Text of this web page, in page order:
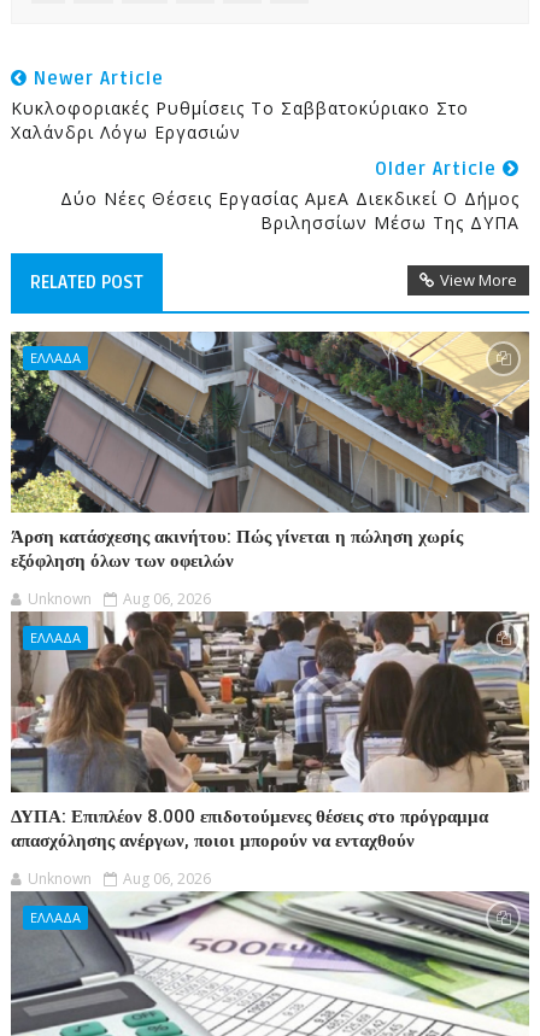
Newer Article
Κυκλοφοριακές Ρυθμίσεις Το Σαββατοκύριακο Στο
Χαλάνδρι Λόγω Εργασιών
Older Article
Δύο Νέες Θέσεις Εργασίας ΑμεΑ Διεκδικεί Ο Δήμος
Βριλησσίων Μέσω Της ΔΥΠΑ
RELATED POST View More
ΕΛΛΑΔΑ
Άρση κατάσχεσης ακινήτου: Πώς γίνεται η πώληση χωρίς
εξόφληση όλων των οφειλών
Unknown Aug 06, 2026
ΕΛΛΑΔΑ
ΔΥΠΑ: Επιπλέον 8.000 επιδοτούμενες θέσεις στο πρόγραμμα
απασχόλησης ανέργων, ποιοι μπορούν να ενταχθούν
Unknown Aug 06, 2026
ΕΛΛΑΔΑ